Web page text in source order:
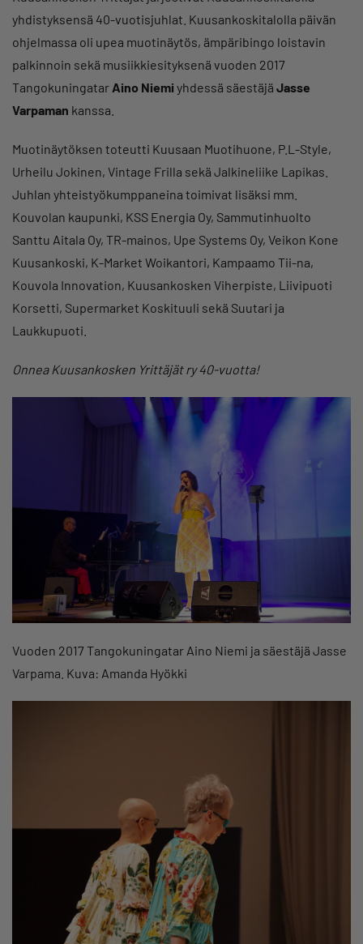
yhdistyksensä 40-vuotisjuhlat. Kuusankoskitalolla päivän
ohjelmassa oli upea muotinäytös, ämpäribingo loistavin
palkinnoin sekä musiikkiesityksenä vuoden 2017
Tangokuningatar Aino Niemi yhdessä säestäjä Jasse
Varpaman kanssa.
Muotinäytöksen toteutti Kuusaan Muotihuone, P.L-Style,
Urheilu Jokinen, Vintage Frilla sekä Jalkineliike Lapikas.
Juhlan yhteistyökumppaneina toimivat lisäksi mm.
Kouvolan kaupunki, KSS Energia Oy, Sammutinhuolto
Santtu Aitala Oy, TR-mainos, Upe Systems Oy, Veikon Kone
Kuusankoski, K-Market Woikantori, Kampaamo Tii-na,
Kouvola Innovation, Kuusankosken Viherpiste, Liivipuoti
Korsetti, Supermarket Koskituuli sekä Suutari ja
Laukkupuoti.
Onnea Kuusankosken Yrittäjät ry 40-vuotta!
Vuoden 2017 Tangokuningatar Aino Niemi ja säestäjä Jasse
Varpama. Kuva: Amanda Hyökki